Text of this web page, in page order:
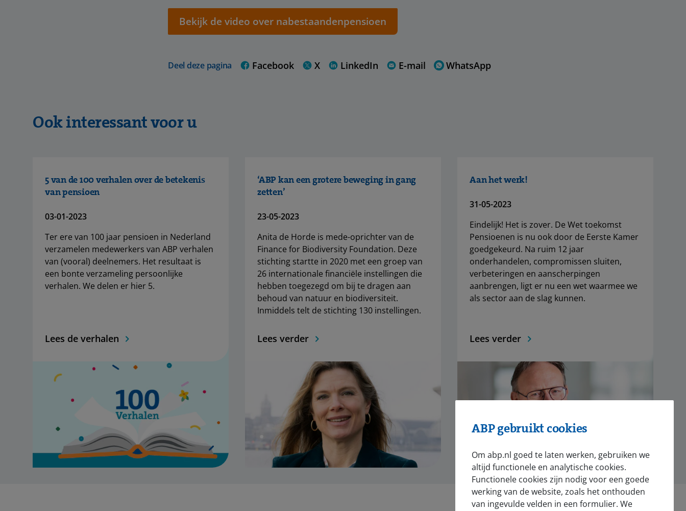
Bekijk de video over nabestaandenpensioen
Deel deze pagina Facebook X LinkedIn E-mail WhatsApp
Ook interessant voor u
5 van de 100 verhalen over de betekenis
van pensioen
03-01-2023
Ter ere van 100 jaar pensioen in Nederland
verzamelen medewerkers van ABP verhalen
van (vooral) deelnemers. Het resultaat is
een bonte verzameling persoonlijke
verhalen. We delen er hier 5.
Lees de verhalen
‘ABP kan een grotere beweging in gang
zetten’
23-05-2023
Anita de Horde is mede-oprichter van de
Finance for Biodiversity Foundation. Deze
stichting startte in 2020 met een groep van
26 internationale financiële instellingen die
hebben toegezegd om bĳ te dragen aan
behoud van natuur en biodiversiteit.
Inmiddels telt de stichting 130 instellingen.
Lees verder
Aan het werk!
31-05-2023
Eindelijk! Het is zover. De Wet toekomst
Pensioenen is nu ook door de Eerste Kamer
goedgekeurd. Na ruim 12 jaar
onderhandelen, compromissen sluiten,
verbeteringen en aanscherpingen
aanbrengen, ligt er nu een wet waarmee we
als sector aan de slag kunnen.
Lees verder
ABP gebruikt cookies
Om abp.nl goed te laten werken, gebruiken we
altijd functionele en analytische cookies.
Functionele cookies zijn nodig voor een goede
werking van de website, zoals het onthouden
van ingevulde velden in een formulier. We